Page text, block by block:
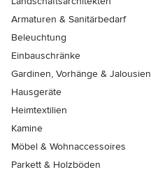
Armaturen & Sanitärbedarf
Beleuchtung
Einbauschränke
Gardinen, Vorhänge & Jalousien
Hausgeräte
Heimtextilien
Kamine
Möbel & Wohnaccessoires
Parkett & Holzböden